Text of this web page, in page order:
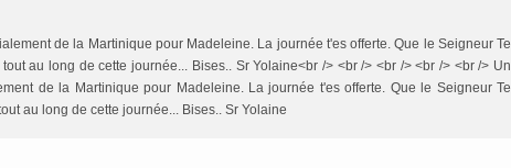
de la Martinique pour Madeleine. La journée t'es offerte. Que le Seigneur Te
au long de cette journée... Bises.. Sr Yolaine<br /> <br /> <br /> <br /> <br /> Un
de la Martinique pour Madeleine. La journée t'es offerte. Que le Seigneur Te
au long de cette journée... Bises.. Sr Yolaine